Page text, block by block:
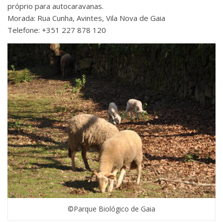
próprio para autocaravanas.
Morada: Rua Cunha, Avintes, Vila Nova de Gaia
Telefone: +351 227 878 120
©Parque Biológico de Gaia